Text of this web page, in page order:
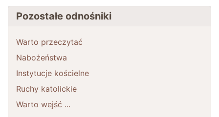
Pozostałe odnośniki
Warto przeczytać
Nabożeństwa
Instytucje kościelne
Ruchy katolickie
Warto wejść ...